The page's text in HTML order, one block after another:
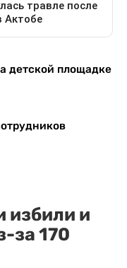
детской площадке
избили и
за 170